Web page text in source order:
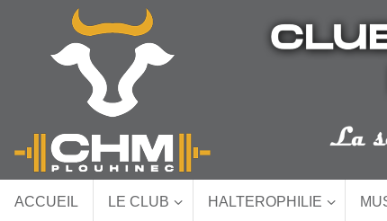
ACCUEIL LE CLUB HALTEROPHILIE